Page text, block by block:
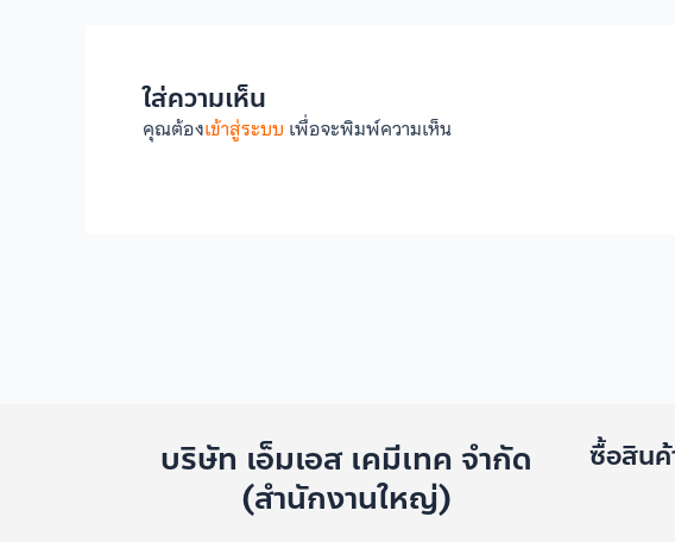
ใส่ความเห็น
คุณต้องเข้าสู่ระบบ เพื่อจะพิมพ์ความเห็น
บริษัท เอ็มเอส เคมีเทค จำกัด
(สำนักงานใหญ่)
ซื้อสินค้